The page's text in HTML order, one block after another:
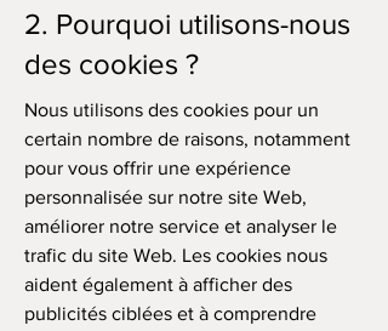
2. Pourquoi utilisons-nous
des cookies ?
Nous utilisons des cookies pour un
certain nombre de raisons, notamment
pour vous offrir une expérience
personnalisée sur notre site Web,
améliorer notre service et analyser le
trafic du site Web. Les cookies nous
aident également à afficher des
publicités ciblées et à comprendre